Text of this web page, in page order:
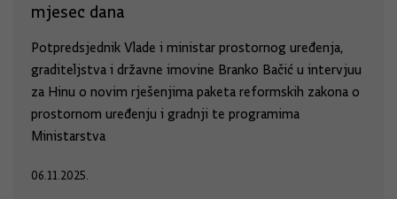
mjesec dana
Potpredsjednik Vlade i ministar prostornog uređenja,
graditeljstva i državne imovine Branko Bačić u intervjuu
za Hinu o novim rješenjima paketa reformskih zakona o
prostornom uređenju i gradnji te programima
Ministarstva
06.11.2025.